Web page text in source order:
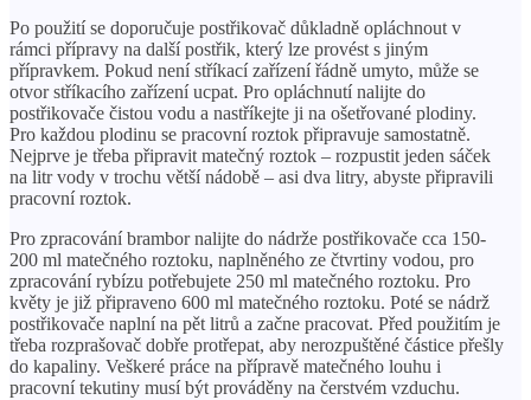
Po použití se doporučuje postřikovač důkladně opláchnout v
rámci přípravy na další postřik, který lze provést s jiným
přípravkem. Pokud není stříkací zařízení řádně umyto, může se
otvor stříkacího zařízení ucpat. Pro opláchnutí nalijte do
postřikovače čistou vodu a nastříkejte ji na ošetřované plodiny.
Pro každou plodinu se pracovní roztok připravuje samostatně.
Nejprve je třeba připravit matečný roztok – rozpustit jeden sáček
na litr vody v trochu větší nádobě – ​​asi dva litry, abyste připravili
pracovní roztok.
Pro zpracování brambor nalijte do nádrže postřikovače cca 150-
200 ml matečného roztoku, naplněného ze čtvrtiny vodou, pro
zpracování rybízu potřebujete 250 ml matečného roztoku. Pro
květy je již připraveno 600 ml matečného roztoku. Poté se nádrž
postřikovače naplní na pět litrů a začne pracovat. Před použitím je
třeba rozprašovač dobře protřepat, aby nerozpuštěné částice přešly
do kapaliny. Veškeré práce na přípravě matečného louhu i
pracovní tekutiny musí být prováděny na čerstvém vzduchu.